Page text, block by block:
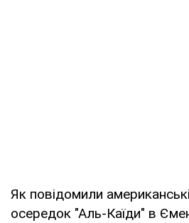
Як повідомили
осередок "Аль-Каїди" в